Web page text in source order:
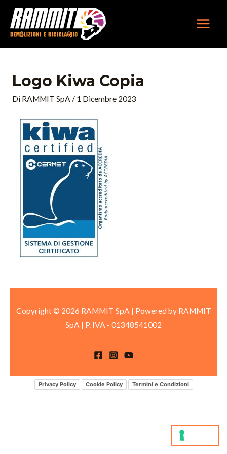
contenuto
Logo Kiwa Copia
Di RAMMIT SpA / 1 Dicembre 2023
Copyright © 2026 RAMMIT SpA | Powered by RAMMIT
SpA | P. IVA - 01348541002
Privacy Policy Cookie Policy Termini e Condizioni